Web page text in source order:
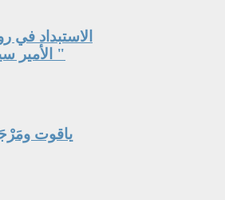
الاستبداد في
" الأمير
ياقوت